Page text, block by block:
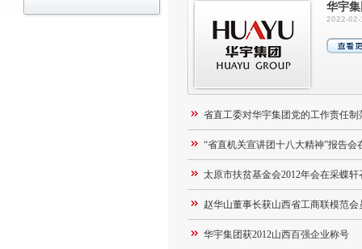
华宇
2022-02-
省直工委对华宇集团党的工作责任
“省直机关宣讲团十八大精神”报告会
太原市扶贫基金会2012年会在采蝶轩
赵华山董事长获山西省工商联模范会
华宇集团获2012山西百强企业称号